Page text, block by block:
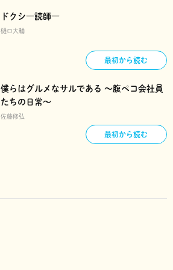
ドクシ―読師―
樋口大輔
最初から読む
僕らはグルメなサルである ～腹ペコ会社員
たちの日常～
佐藤修弘
最初から読む